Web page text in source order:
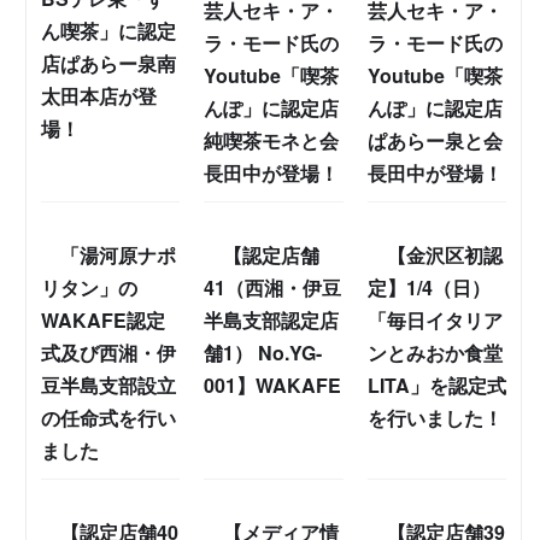
ん喫茶」に認定
店ぱあらー泉南
太田本店が登
場！
芸人セキ・ア・
ラ・モード氏の
Youtube「喫茶
んぽ」に認定店
純喫茶モネと会
長田中が登場！
芸人セキ・ア・
ラ・モード氏の
Youtube「喫茶
んぽ」に認定店
ぱあらー泉と会
長田中が登場！
「湯河原ナポ
リタン」の
WAKAFE認定
式及び西湘・伊
豆半島支部設立
の任命式を行い
ました
【認定店舗
41（西湘・伊豆
半島支部認定店
舗1） No.YG-
001】WAKAFE
【金沢区初認
定】1/4（日）
「毎日イタリア
ンとみおか食堂
LITA」を認定式
を行いました！
【認定店舗40
【メディア情
【認定店舗39